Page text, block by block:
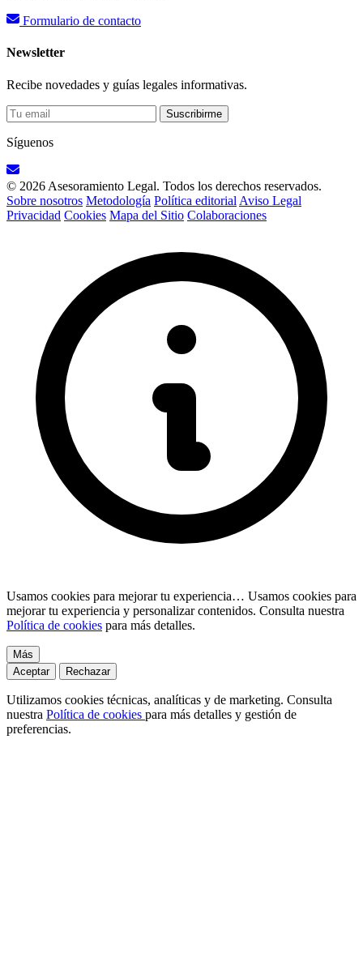
Formulario de contacto
Newsletter
Recibe novedades y guías legales informativas.
Suscribirme
Síguenos
© 2026 Asesoramiento Legal. Todos los derechos reservados.
Sobre nosotros Metodología Política editorial Aviso Legal
Privacidad Cookies Mapa del Sitio Colaboraciones
Usamos cookies para mejorar tu experiencia… Usamos cookies para
mejorar tu experiencia y personalizar contenidos. Consulta nuestra
Política de cookies para más detalles.
Más
Aceptar
Rechazar
Utilizamos cookies técnicas, analíticas y de marketing. Consulta
nuestra Política de cookies para más detalles y gestión de
preferencias.